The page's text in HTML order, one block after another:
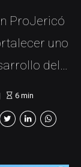
ProJericó
uno
del
la
posiciona
6min